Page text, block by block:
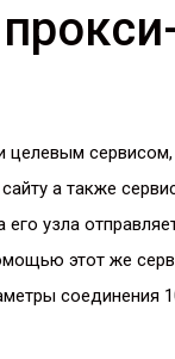
целевым
а также
узла
этот же
соединения